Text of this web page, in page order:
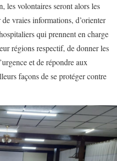
les volontaires seront alors les
vraies informations, d’orienter
qui prennent en charge
régions respectif, de donner les
et de répondre aux
façons de se protéger contre